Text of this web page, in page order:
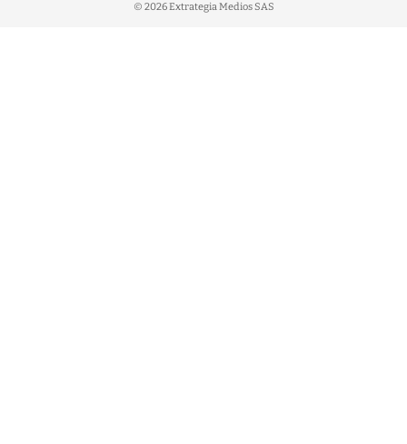
© 2026 Extrategia Medios SAS